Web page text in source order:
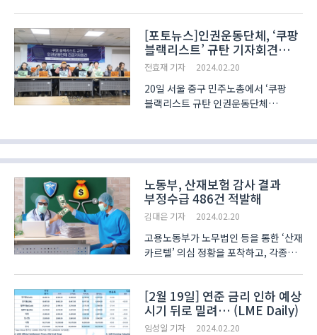
임경은 고용통계과장은 20일
기획재정부 중앙동 416호에서 ‘2023
하반기 지역별고용조사 시군구..
[포토뉴스]인권운동단체, ‘쿠팡
블랙리스트’ 규탄 기자회견
개최
전효재 기자 2024.02.20
20일 서울 중구 민주노총에서 ‘쿠팡
블랙리스트 규탄 인권운동단체
참석자들은 “‘쿠팡 블랙리스트’는
1만6천450여 명에 이르는 노동자의
노동권과 언론의 자유, ..
노동부, 산재보험 감사 결과
부정수급 486건 적발해
김대은 기자 2024.02.20
고용노동부가 노무법인 등을 통한 ‘산재
카르텔’ 의심 정황을 포착하고, 각종
(이하 노동부) 이정식 장관은 20일
정부서울청사 본관 브리핑실에
‘산업재해보상보험(이하 산재보..
[2월 19일] 연준 금리 인하 예상
시기 뒤로 밀려… (LME Daily)
임성일 기자 2024.02.20